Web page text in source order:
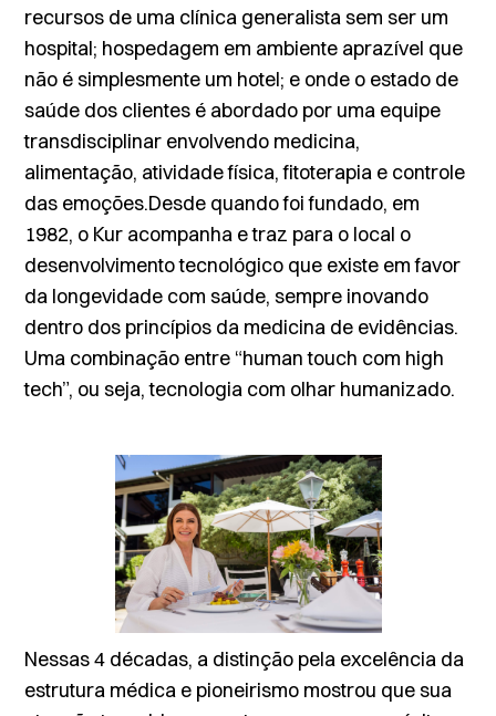
recursos de uma clínica generalista sem ser um
hospital; hospedagem em ambiente aprazível que
não é simplesmente um hotel; e onde o estado de
saúde dos clientes é abordado por uma equipe
transdisciplinar envolvendo medicina,
alimentação, atividade física, fitoterapia e controle
das emoções.Desde quando foi fundado, em
1982, o Kur acompanha e traz para o local o
desenvolvimento tecnológico que existe em favor
da longevidade com saúde, sempre inovando
dentro dos princípios da medicina de evidências.
Uma combinação entre “human touch com high
tech”, ou seja, tecnologia com olhar humanizado.
Nessas 4 décadas, a distinção pela excelência da
estrutura médica e pioneirismo mostrou que sua